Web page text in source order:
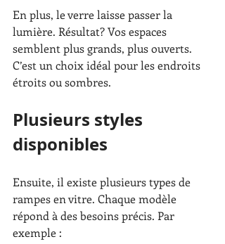
En plus, le verre laisse passer la
lumière. Résultat? Vos espaces
semblent plus grands, plus ouverts.
C’est un choix idéal pour les endroits
étroits ou sombres.
Plusieurs styles
disponibles
Ensuite, il existe plusieurs types de
rampes en vitre. Chaque modèle
répond à des besoins précis. Par
exemple :